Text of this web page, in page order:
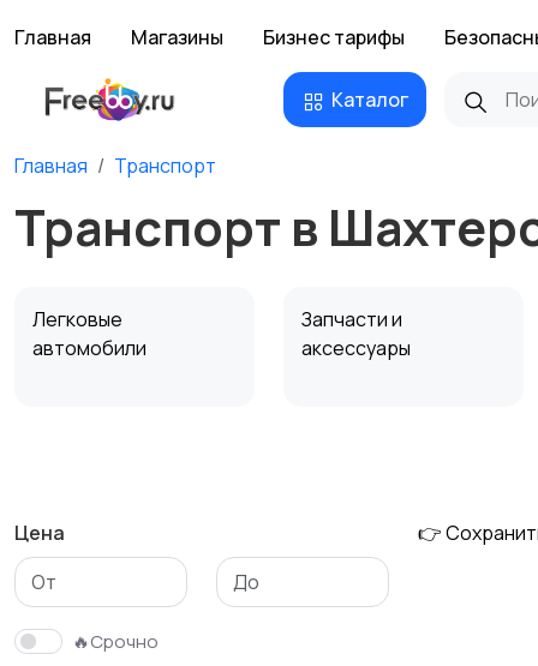
Главная Магазины Бизнес тарифы
Каталог
Главная Транспорт
Транспорт в
Легковые
автомобили
Запчасти и
аксессуары
Цена
🔥Срочно
👉